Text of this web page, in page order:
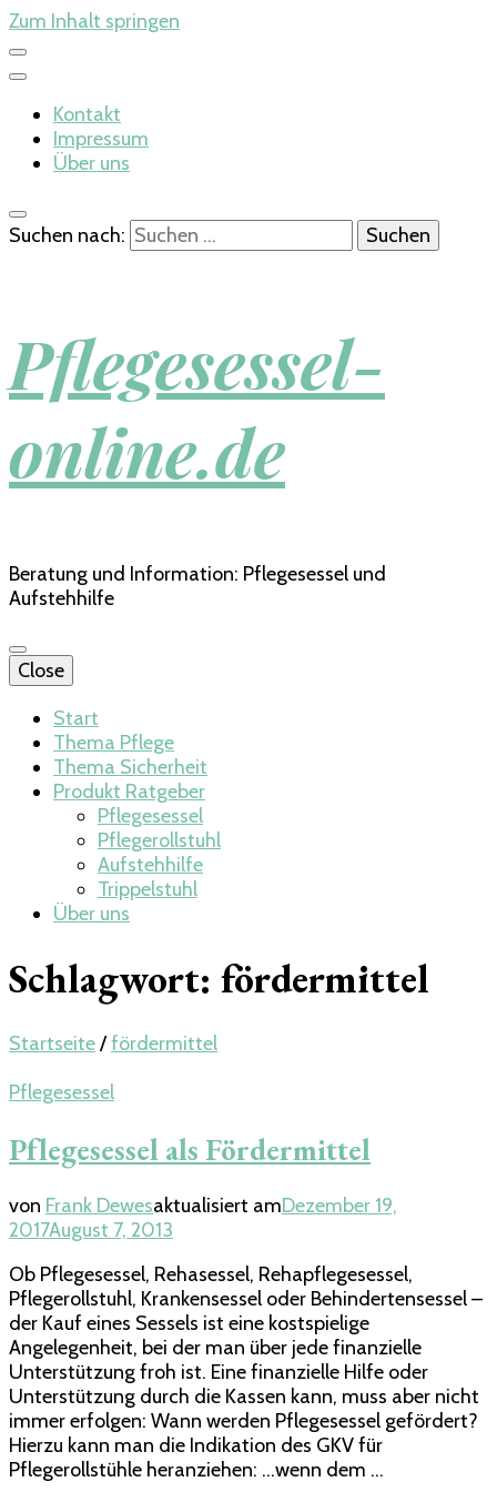
Zum Inhalt springen
Kontakt
Impressum
Über uns
Suchen nach:
Pflegesessel-
online.de
Beratung und Information: Pflegesessel und
Aufstehhilfe
Close
Start
Thema Pflege
Thema Sicherheit
Produkt Ratgeber
Pflegesessel
Pflegerollstuhl
Aufstehhilfe
Trippelstuhl
Über uns
Schlagwort: fördermittel
Startseite/fördermittel
Pflegesessel
Pflegesessel als Fördermittel
von Frank Dewesaktualisiert amDezember 19,
2017August 7, 2013
Ob Pflegesessel, Rehasessel, Rehapflegesessel,
Pflegerollstuhl, Krankensessel oder Behindertensessel –
der Kauf eines Sessels ist eine kostspielige
Angelegenheit, bei der man über jede finanzielle
Unterstützung froh ist. Eine finanzielle Hilfe oder
Unterstützung durch die Kassen kann, muss aber nicht
immer erfolgen: Wann werden Pflegesessel gefördert?
Hierzu kann man die Indikation des GKV für
Pflegerollstühle heranziehen: …wenn dem …